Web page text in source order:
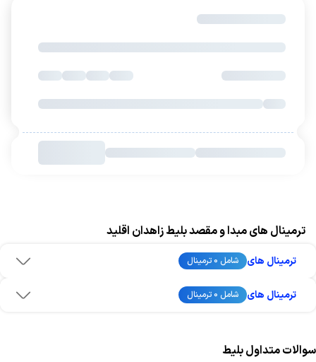
ترمینال های مبدا و مقصد بلیط زاهدان اقلید
ترمینال های شامل 0 ترمینال
ترمینال های شامل 0 ترمینال
سوالات متداول بلیط